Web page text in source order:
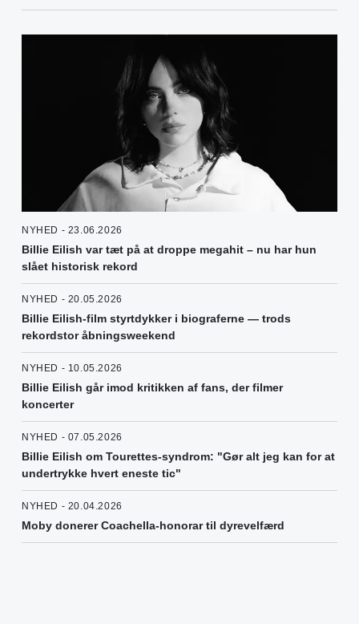
NYHED - 23.06.2026
Billie Eilish var tæt på at droppe megahit – nu har hun
slået historisk rekord
NYHED - 20.05.2026
Billie Eilish-film styrtdykker i biograferne — trods
rekordstor åbningsweekend
NYHED - 10.05.2026
Billie Eilish går imod kritikken af fans, der filmer
koncerter
NYHED - 07.05.2026
Billie Eilish om Tourettes-syndrom: "Gør alt jeg kan for at
undertrykke hvert eneste tic"
NYHED - 20.04.2026
Moby donerer Coachella-honorar til dyrevelfærd